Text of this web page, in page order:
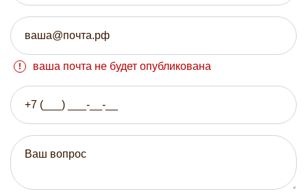
ваша почта не будет опубликована